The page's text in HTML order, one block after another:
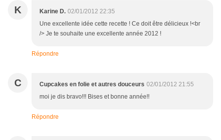
K Karine D. 02/01/2012 22:35
Une excellente idée cette recette ! Ce doit être délicieux !<br
/> Je te souhaite une excellente année 2012 !
Répondre
C Cupcakes en folie et autres douceurs 02/01/2012 21:55
moi je dis bravo!!! Bises et bonne année!!
Répondre